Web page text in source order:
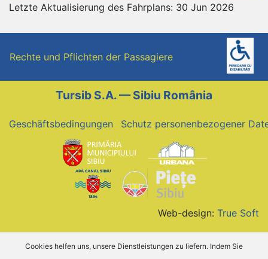
Letzte Aktualisierung des Fahrplans: 30 Jun 2026
Rechte und Pflichten der Passagiere
Tursib S.A. — Sibiu România
Geschäftsbedingungen Schutz personenbezogener
Web-design: True Soft
Cookies helfen uns, unsere Dienstleistungen zu liefern. Indem Sie